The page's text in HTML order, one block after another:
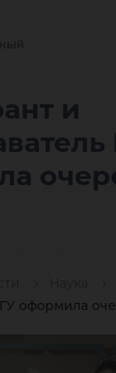
и
оформила